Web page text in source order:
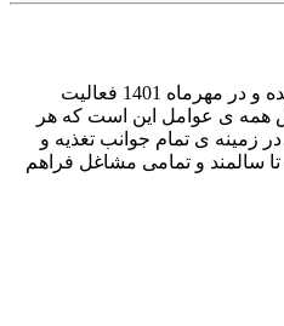
مگ فود در آذر ماه 1400 ایجاد شده و در مهرماه 1401 فعالیت
همه ی عوامل این است که هر
زمینه ی تمام جوانب تغذیه و
سالمند و تمامی مشاغل فراهم